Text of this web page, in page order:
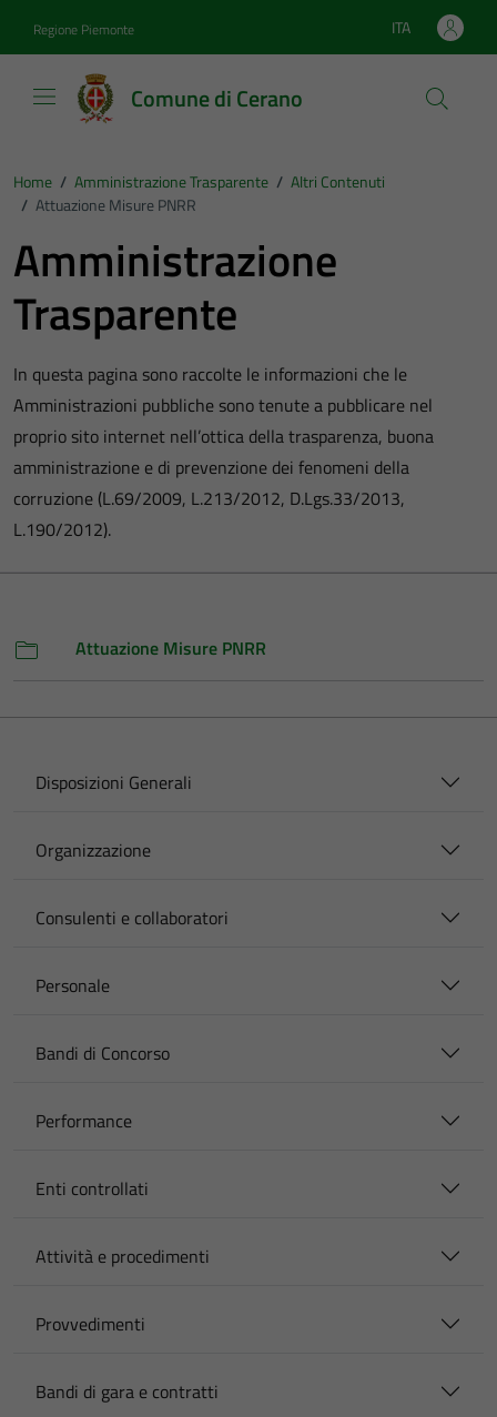
Regione Piemonte Lingua attiva:
ITA
Comune di Cerano
Home / Amministrazione Trasparente / Altri Contenuti
/ Attuazione Misure PNRR
Amministrazione
Trasparente
In questa pagina sono raccolte le informazioni che le
Amministrazioni pubbliche sono tenute a pubblicare nel
proprio sito internet nell’ottica della trasparenza, buona
amministrazione e di prevenzione dei fenomeni della
corruzione (L.69/2009, L.213/2012, D.Lgs.33/2013,
L.190/2012).
Attuazione Misure PNRR
Disposizioni Generali
Organizzazione
Consulenti e collaboratori
Personale
Bandi di Concorso
Performance
Enti controllati
Attività e procedimenti
Provvedimenti
Bandi di gara e contratti